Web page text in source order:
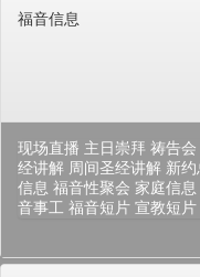
福音信息
现场直播 主日崇拜 祷告会
经讲解 周间圣经讲解 新
信息 福音性聚会 家庭信息
音事工 福音短片 宣教短片